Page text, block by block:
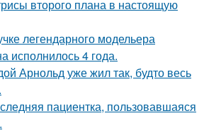
второго плана в настоящую
легендарного модельера
исполнилось 4 года.
Арнольд уже жил так, будто весь
пациентка, пользовавшаяся